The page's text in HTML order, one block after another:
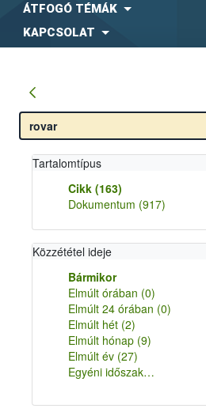
ÁTFOGÓ TÉMÁK
KAPCSOLAT
Tartalomtípus
Cikk (163)
Dokumentum (917)
Közzététel ideje
Bármikor
Elmúlt órában (0)
Elmúlt 24 órában (0)
Elmúlt hét (2)
Elmúlt hónap (9)
Elmúlt év (27)
Egyéni időszak…